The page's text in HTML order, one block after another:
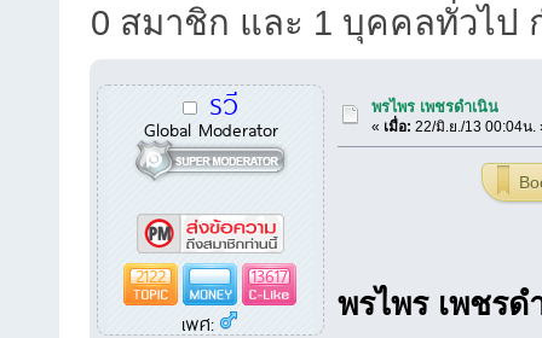
0 สมาชิก และ 1 บุคคลทั่วไป
รวี
Global Moderator
2122
13617
เพศ:
พรไพร เพชรดำเนิน
« เมื่อ: 22/มิ.ย./13 00:04น.
พรไพร เพชรด